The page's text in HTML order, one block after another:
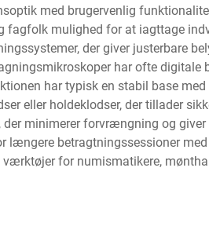
med brugervenlig
fagfolk mulighed for at iagttage
der giver justerbare
har ofte digitale
har typisk en stabil base
eller holdeklodser, der tillader
der minimerer forvrængning og
længere betragtningssessioner
værktøjer for numismatikere,